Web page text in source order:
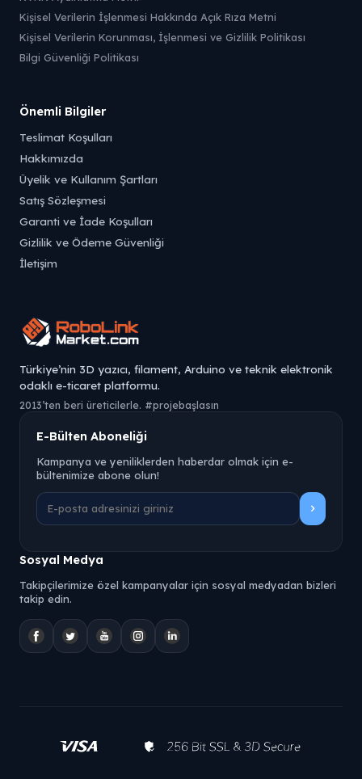
Kişisel Verilerin İşlenmesi Hakkında Açık Rıza Metni
Kişisel Verilerin Korunması, İşlenmesi ve Gizlilik Politikası
Bilgi Güvenliği Politikası
Önemli Bilgiler
Teslimat Koşulları
Hakkımızda
Üyelik ve Kullanım Şartları
Satış Sözleşmesi
Garanti ve İade Koşulları
Gizlilik ve Ödeme Güvenliği
İletişim
Türkiye’nin 3D yazıcı, filament, Arduino ve teknik elektronik
odaklı e-ticaret platformu.
2013’ten beri üreticilerle. #projebaşlasın
E-Bülten Aboneliği
Kampanya ve yeniliklerden haberdar olmak için e-
bültenimize abone olun!
Sosyal Medya
Takipçilerimize özel kampanyalar için sosyal medyadan bizleri
takip edin.